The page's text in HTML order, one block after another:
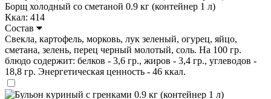
Борщ холодный со сметаной 0.9 кг (контейнер 1 л)
Ккал: 414
Состав
Свекла, картофель, морковь, лук зеленый, огурец, яйцо,
сметана, зелень, перец черный молотый, соль. На 100 гр.
блюдо содержит: белков - 3,6 гр., жиров - 3,4 гр., углеводов -
18,8 гр. Энергетическая ценность - 46 ккал.